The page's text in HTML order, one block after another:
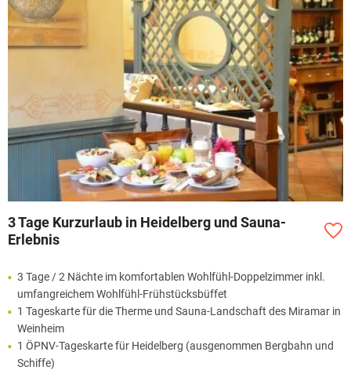
3 Tage Kurzurlaub in Heidelberg und Sauna-
Erlebnis
3 Tage / 2 Nächte im komfortablen Wohlfühl-Doppelzimmer inkl.
umfangreichem Wohlfühl-Frühstücksbüffet
1 Tageskarte für die Therme und Sauna-Landschaft des Miramar in
Weinheim
1 ÖPNV-Tageskarte für Heidelberg (ausgenommen Bergbahn und
Schiffe)